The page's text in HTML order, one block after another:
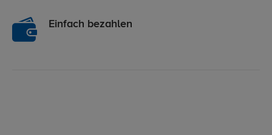
Einfach bezahlen